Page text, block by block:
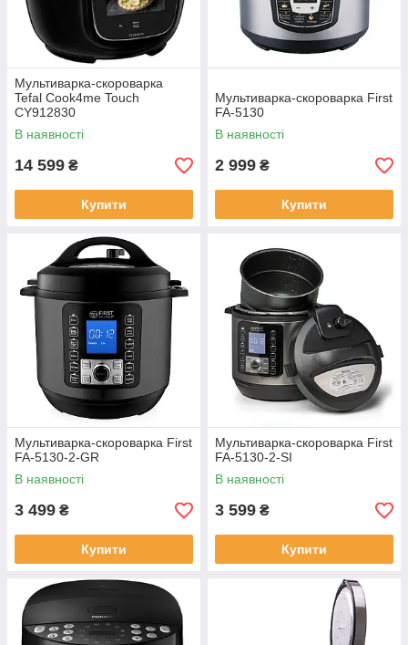
Мультиварка-скороварка
Tefal Cook4me Touch
CY912830
В наявності
14 599 ₴
Купити
Мультиварка-скороварка First
FA-5130
В наявності
2 999 ₴
Купити
Мультиварка-скороварка First
FA-5130-2-GR
В наявності
3 499 ₴
Купити
Мультиварка-скороварка First
FA-5130-2-SI
В наявності
3 599 ₴
Купити